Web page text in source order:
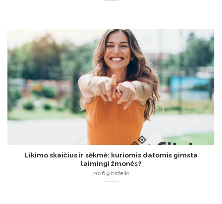
Likimo skaičius ir sėkmė: kuriomis datomis gimsta
laimingi žmonės?
2026 9 birželio